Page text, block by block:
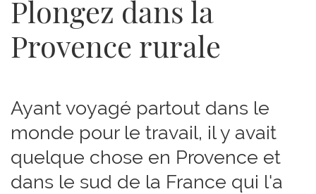
Plongez dans la
Provence rurale
Ayant voyagé partout dans le
monde pour le travail, il y avait
quelque chose en Provence et
dans le sud de la France qui l'a